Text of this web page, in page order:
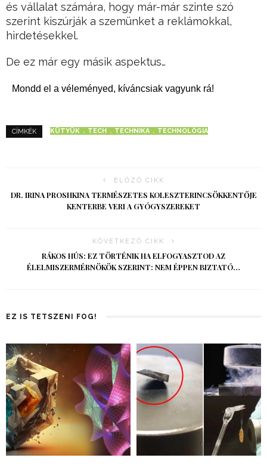
és vállalat számára, hogy már-már szinte szó
szerint kiszúrják a szemünket a reklámokkal,
hirdetésekkel.
De ez már egy másik aspektus…
Mondd el a véleményed, kíváncsiak vagyunk rá!
CÍMKÉK KÜTYÜK TECH TECHNIKA TECHNOLÓGIA
ELŐZŐ CIKK
DR. IRINA PROSHKINA TERMÉSZETES KOLESZTERINCSÖKKENTŐJE
KENTERBE VERI A GYÓGYSZEREKET
KÖVETKEZŐ CIKK
RÁKOS HÚS: EZ TÖRTÉNIK HA ELFOGYASZTOD AZ
ÉLELMISZERMÉRNÖKÖK SZERINT: NEM ÉPPEN BIZTATÓ…
EZ IS TETSZENI FOG!